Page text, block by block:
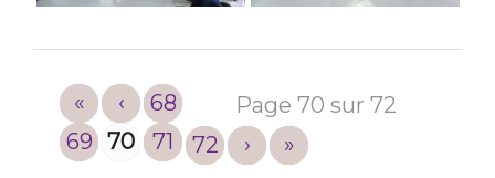
Page 70 sur 72
« ‹
68
69 70 71 72 › »